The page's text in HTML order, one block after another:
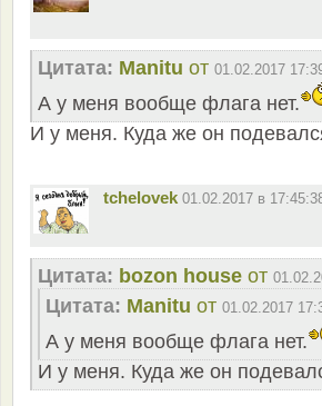
Цитата: Manitu от 01.02.2017
А у меня вообще флага нет.
И у меня. Куда же он
tchelovek 01.02.2017 в
Цитата: bozon house от
Цитата: Manitu от 01.02.2017
А у меня вообще флага нет.
И у меня. Куда же он